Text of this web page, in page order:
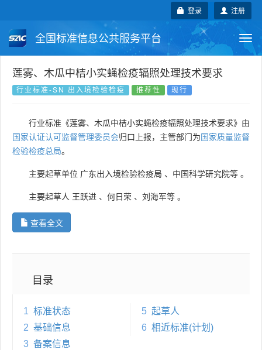
注册
登录
全国标准信息公共服务平台
国家标准 行业标准 地方标准
国外标准 技术委员会
莲雾、木瓜中桔小实蝇检疫辐照处理技术要求
行业标准-SN 出入境检验检疫 推荐性 现行
行业标准《莲雾、木瓜中桔小实蝇检疫辐照处理技术要求》由
国家认证认可监督管理委员会归口上报，主管部门为国家质量监督
检验检疫总局。
主要起草单位 广东出入境检验检疫局 、 中国科学研究院等 。
主要起草人 王跃进 、 何日荣 、 刘海军等 。
查看全文
目录
1 标准状态
2 基础信息
3 备案信息
5 起草人
6 相近标准(计划)